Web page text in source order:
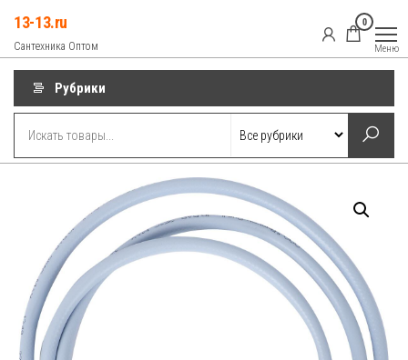
содержимому
13-13.ru
Сантехника Оптом
0
Меню
Рубрики